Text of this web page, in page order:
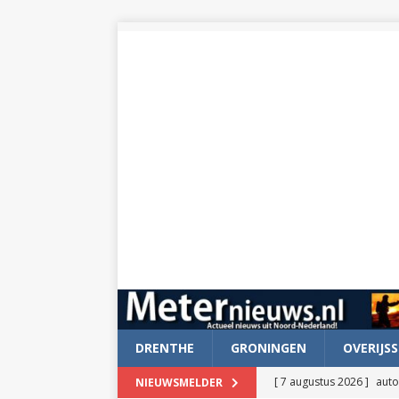
DRENTHE GRONINGEN
NIEUWSMELDER [ 7 augustus 2026 ]